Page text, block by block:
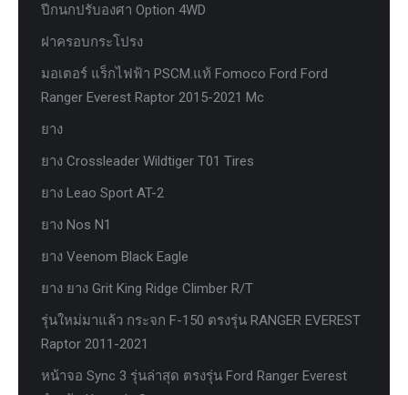
ปีกนกปรับองศา Option 4WD
ฝาครอบกระโปรง
มอเตอร์ แร็กไฟฟ้า PSCM.แท้ Fomoco Ford Ford
Ranger Everest Raptor 2015-2021 Mc
ยาง
ยาง Crossleader Wildtiger T01 Tires
ยาง Leao Sport AT-2
ยาง Nos N1
ยาง Veenom Black Eagle
ยาง ยาง Grit King Ridge Climber R/T
รุ่นใหม่มาแล้ว กระจก F-150 ตรงรุ่น RANGER EVEREST
Raptor 2011-2021
หน้าจอ Sync 3 รุ่นล่าสุด ตรงรุ่น Ford Ranger Everest